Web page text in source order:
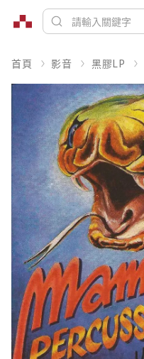
首頁 影音 黑膠LP